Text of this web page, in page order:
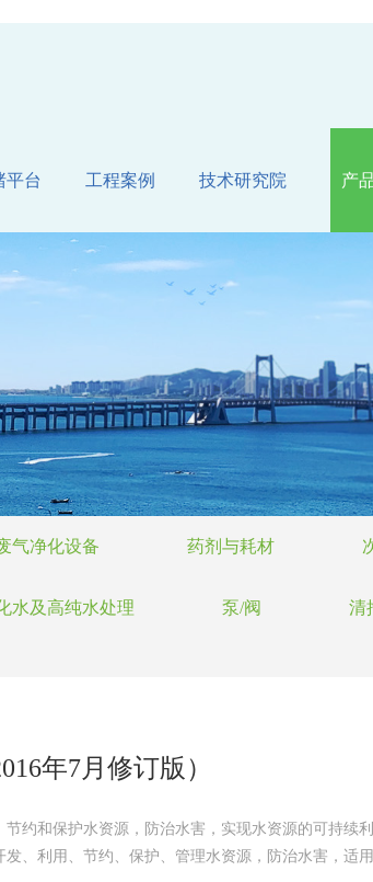
平台 工程案例 技术研究院 产
气净化设备 药剂与耗材
水及高纯水处理 泵/阀 清
年7月修订版）
约和保护水资源，防治水害，实现水资源的可持续
、利用、节约、保护、管理水资源，防治水害，适用